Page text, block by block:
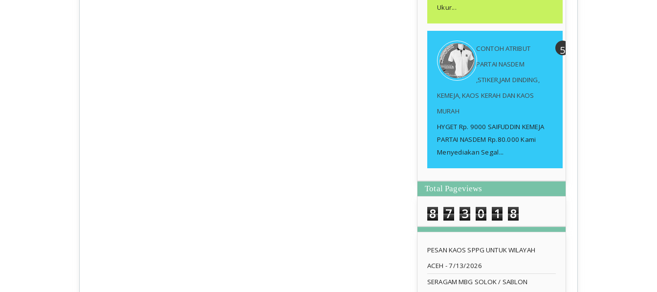
Ukur...
CONTOH ATRIBUT
PARTAI NASDEM
,STIKER,JAM DINDING,
KEMEJA, KAOS KERAH DAN KAOS
MURAH
HYGET Rp. 9000 SAIFUDDIN KEMEJA
PARTAI NASDEM Rp.80.000 Kami
Menyediakan Segal...
Total Pageviews
8 7 3 0 1 8
PESAN KAOS SPPG UNTUK WILAYAH
ACEH - 7/13/2026
SERAGAM MBG SOLOK / SABLON